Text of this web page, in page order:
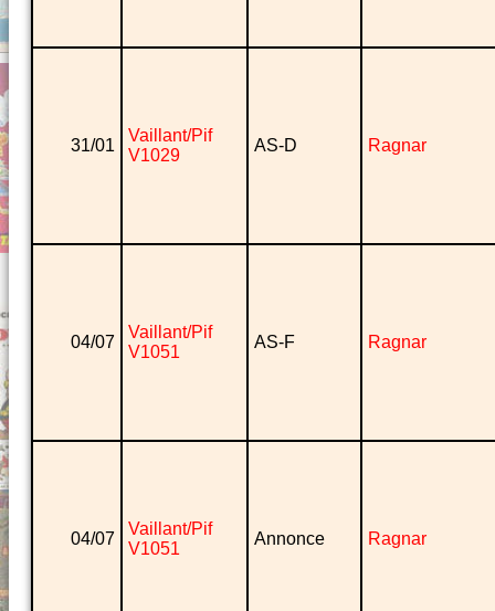
31/01
Vaillant/Pif
V1029
AS-D Ragnar
04/07
Vaillant/Pif
V1051
AS-F Ragnar
04/07
Vaillant/Pif
V1051
Annonce Ragnar